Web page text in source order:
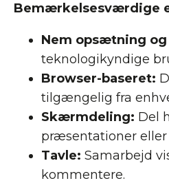
Bemærkelsesværdige
Nem opsætning
teknologikyndige
Browser-baseret:
tilgængelig fra
Skærmdeling: Del
præsentationer
Tavle: Samarbejd
kommentere.